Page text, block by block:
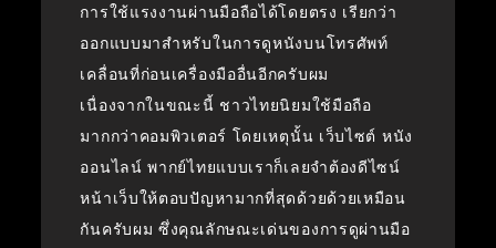
การใช้แรงงานผ่านมือถือได้โดยตรง เรียกว่า
ออกแบบมาสำหรับในการดูหนังบนโทรศัพท์
เคลื่อนที่ก่อนเครื่องมืออื่นอีกครับผม
เนื่องจากในขณะนี้ ชาวไทยนิยมใช้มือถือ
มากกว่าคอมพิวเตอร์ โดยเหตุนั้น เว็บไซต์ หนัง
ออนไลน์ พากย์ไทยแบบเราก็เลยจำต้องดีไซน์
หน้าเว็บให้ตอบปัญหามากที่สุดด้วยด้วยเหมือน
กันครับผม ซึ่งคุณลักษณะเด่นของการดูผ่านมือ